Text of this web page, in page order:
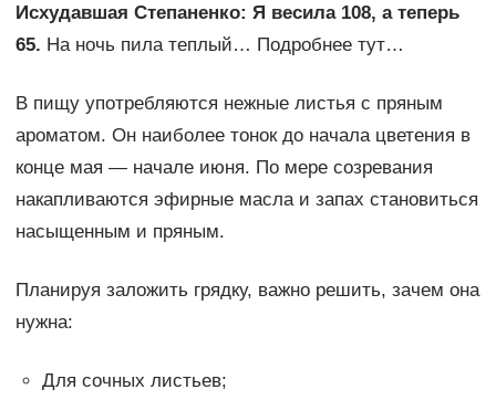
Исхудавшая Степаненко: Я весила 108, а теперь
65. На ночь пила теплый… Подробнее тут…
В пищу употребляются нежные листья с пряным
ароматом. Он наиболее тонок до начала цветения в
конце мая — начале июня. По мере созревания
накапливаются эфирные масла и запах становиться
насыщенным и пряным.
Планируя заложить грядку, важно решить, зачем она
нужна:
Для сочных листьев;